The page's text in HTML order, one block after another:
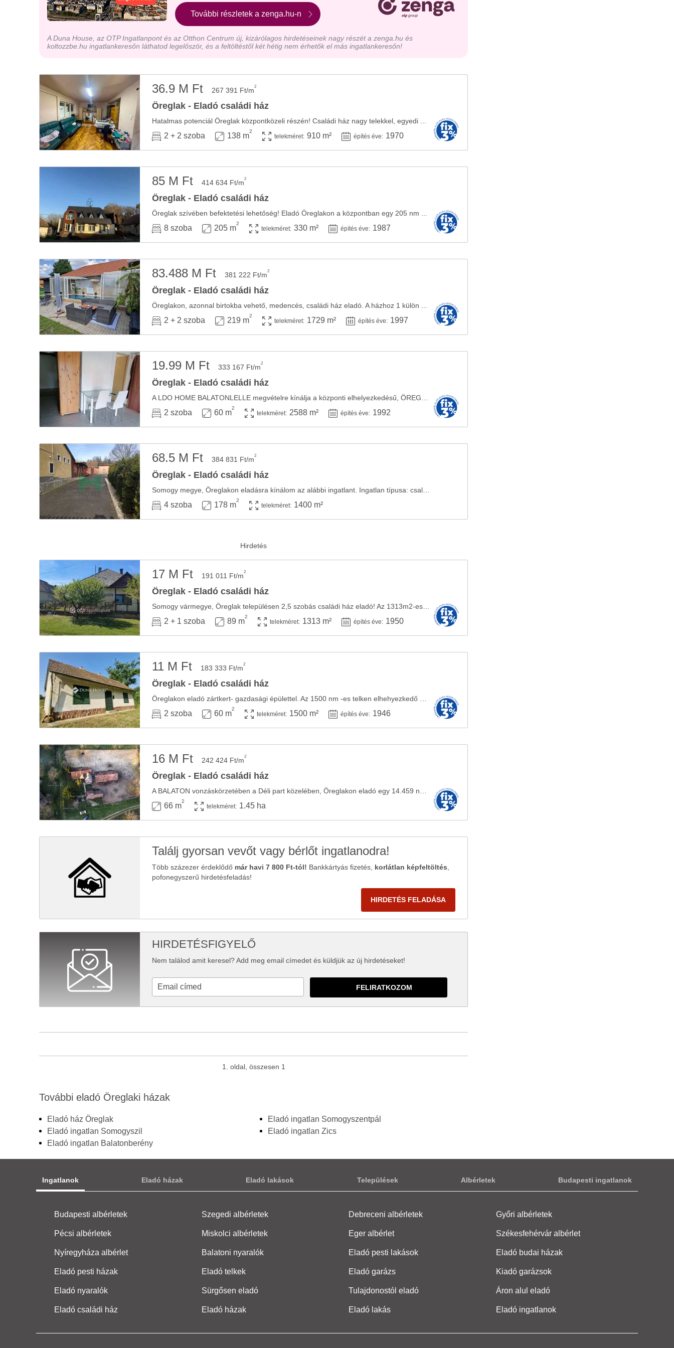
További részletek a zenga.hu-n
A Duna House, az OTP Ingatlanpont és az Otthon Centrum új, kizárólagos hirdetéseinek nagy részét a zenga.hu és
koltozzbe.hu ingatlankeresőn láthatod legelőször, és a feltöltéstől két hétig nem érhetők el más ingatlankeresőn!
36.9 M Ft 267 391 Ft/m2
Öreglak - Eladó családi ház
Hatalmas potenciál Öreglak központközeli részén! Családi ház nagy telekkel, egyedi ...
2 + 2 szoba 138 m
2
telekméret: 910 m² építés éve: 1970
85 M Ft 414 634 Ft/m2
Öreglak - Eladó családi ház
Öreglak szívében befektetési lehetőség! Eladó Öreglakon a központban egy 205 nm ...
8 szoba 205 m
2
telekméret: 330 m² építés éve: 1987
83.488 M Ft 381 222 Ft/m2
Öreglak - Eladó családi ház
Öreglakon, azonnal birtokba vehető, medencés, családi ház eladó. A házhoz 1 külön ...
2 + 2 szoba 219 m
2
telekméret: 1729 m² építés éve: 1997
19.99 M Ft 333 167 Ft/m2
Öreglak - Eladó családi ház
2 szoba 60 m
2
telekméret: 2588 m² építés éve: 1992
68.5 M Ft 384 831 Ft/m2
Öreglak - Eladó családi ház
4 szoba 178 m
2
telekméret: 1400 m²
17 M Ft 191 011 Ft/m2
Öreglak - Eladó családi ház
2 + 1 szoba 89 m
2
telekméret: 1313 m² építés éve: 1950
11 M Ft 183 333 Ft/m2
Öreglak - Eladó családi ház
2 szoba 60 m
2
telekméret: 1500 m² építés éve: 1946
16 M Ft 242 424 Ft/m2
Öreglak - Eladó családi ház
66 m
2
telekméret: 1.45 ha
Találj gyorsan vevőt vagy bérlőt ingatlanodra!
Több százezer érdeklődő már havi 7 800 Ft-tól! Bankkártyás fizetés, korlátlan képfeltöltés
pofonegyszerű hirdetésfeladás!
HIRDETÉS FELADÁSA
HIRDETÉSFIGYELŐ
Nem találod amit keresel? Add meg email címedet és küldjük az új hirdetéseket!
1. oldal, összesen 1
További eladó Öreglaki házak
Eladó ház Öreglak
Eladó ingatlan Somogyszil
Eladó ingatlan Balatonberény
Eladó ingatlan Somogyszentpál
Eladó ingatlan Zics
Ingatlanok Eladó házak Eladó lakások Települések Albérletek Budapesti ingatlanok
Budapesti albérletek Szegedi albérletek Debreceni albérletek Győri albérletek
Pécsi albérletek Miskolci albérletek Eger albérlet Székesfehérvár albérlet
Nyíregyháza albérlet Balatoni nyaralók Eladó pesti lakások Eladó budai házak
Eladó pesti házak Eladó telkek Eladó garázs Kiadó garázsok
Eladó nyaralók Sürgősen eladó Tulajdonostól eladó Áron alul eladó
Eladó családi ház Eladó házak Eladó lakás Eladó ingatlanok